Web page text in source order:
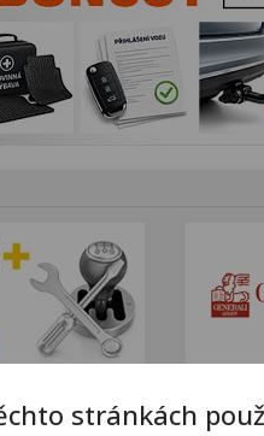
dealer KTM - e-shop s
stránkách